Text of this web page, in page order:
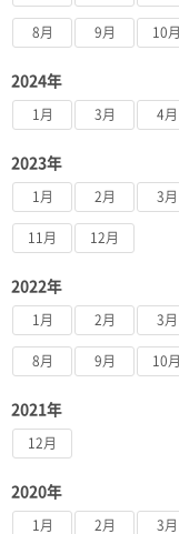
8月 9月 10月
2024年
1月 3月 4月
2023年
1月 2月 3月
11月 12月
2022年
1月 2月 3月
8月 9月 10月
2021年
12月
2020年
1月 2月 3月